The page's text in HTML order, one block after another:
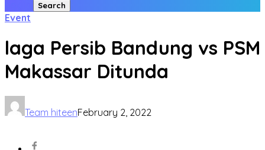
Search
Event
laga Persib Bandung vs PSM
Makassar Ditunda
Team hiteenFebruary 2, 2022